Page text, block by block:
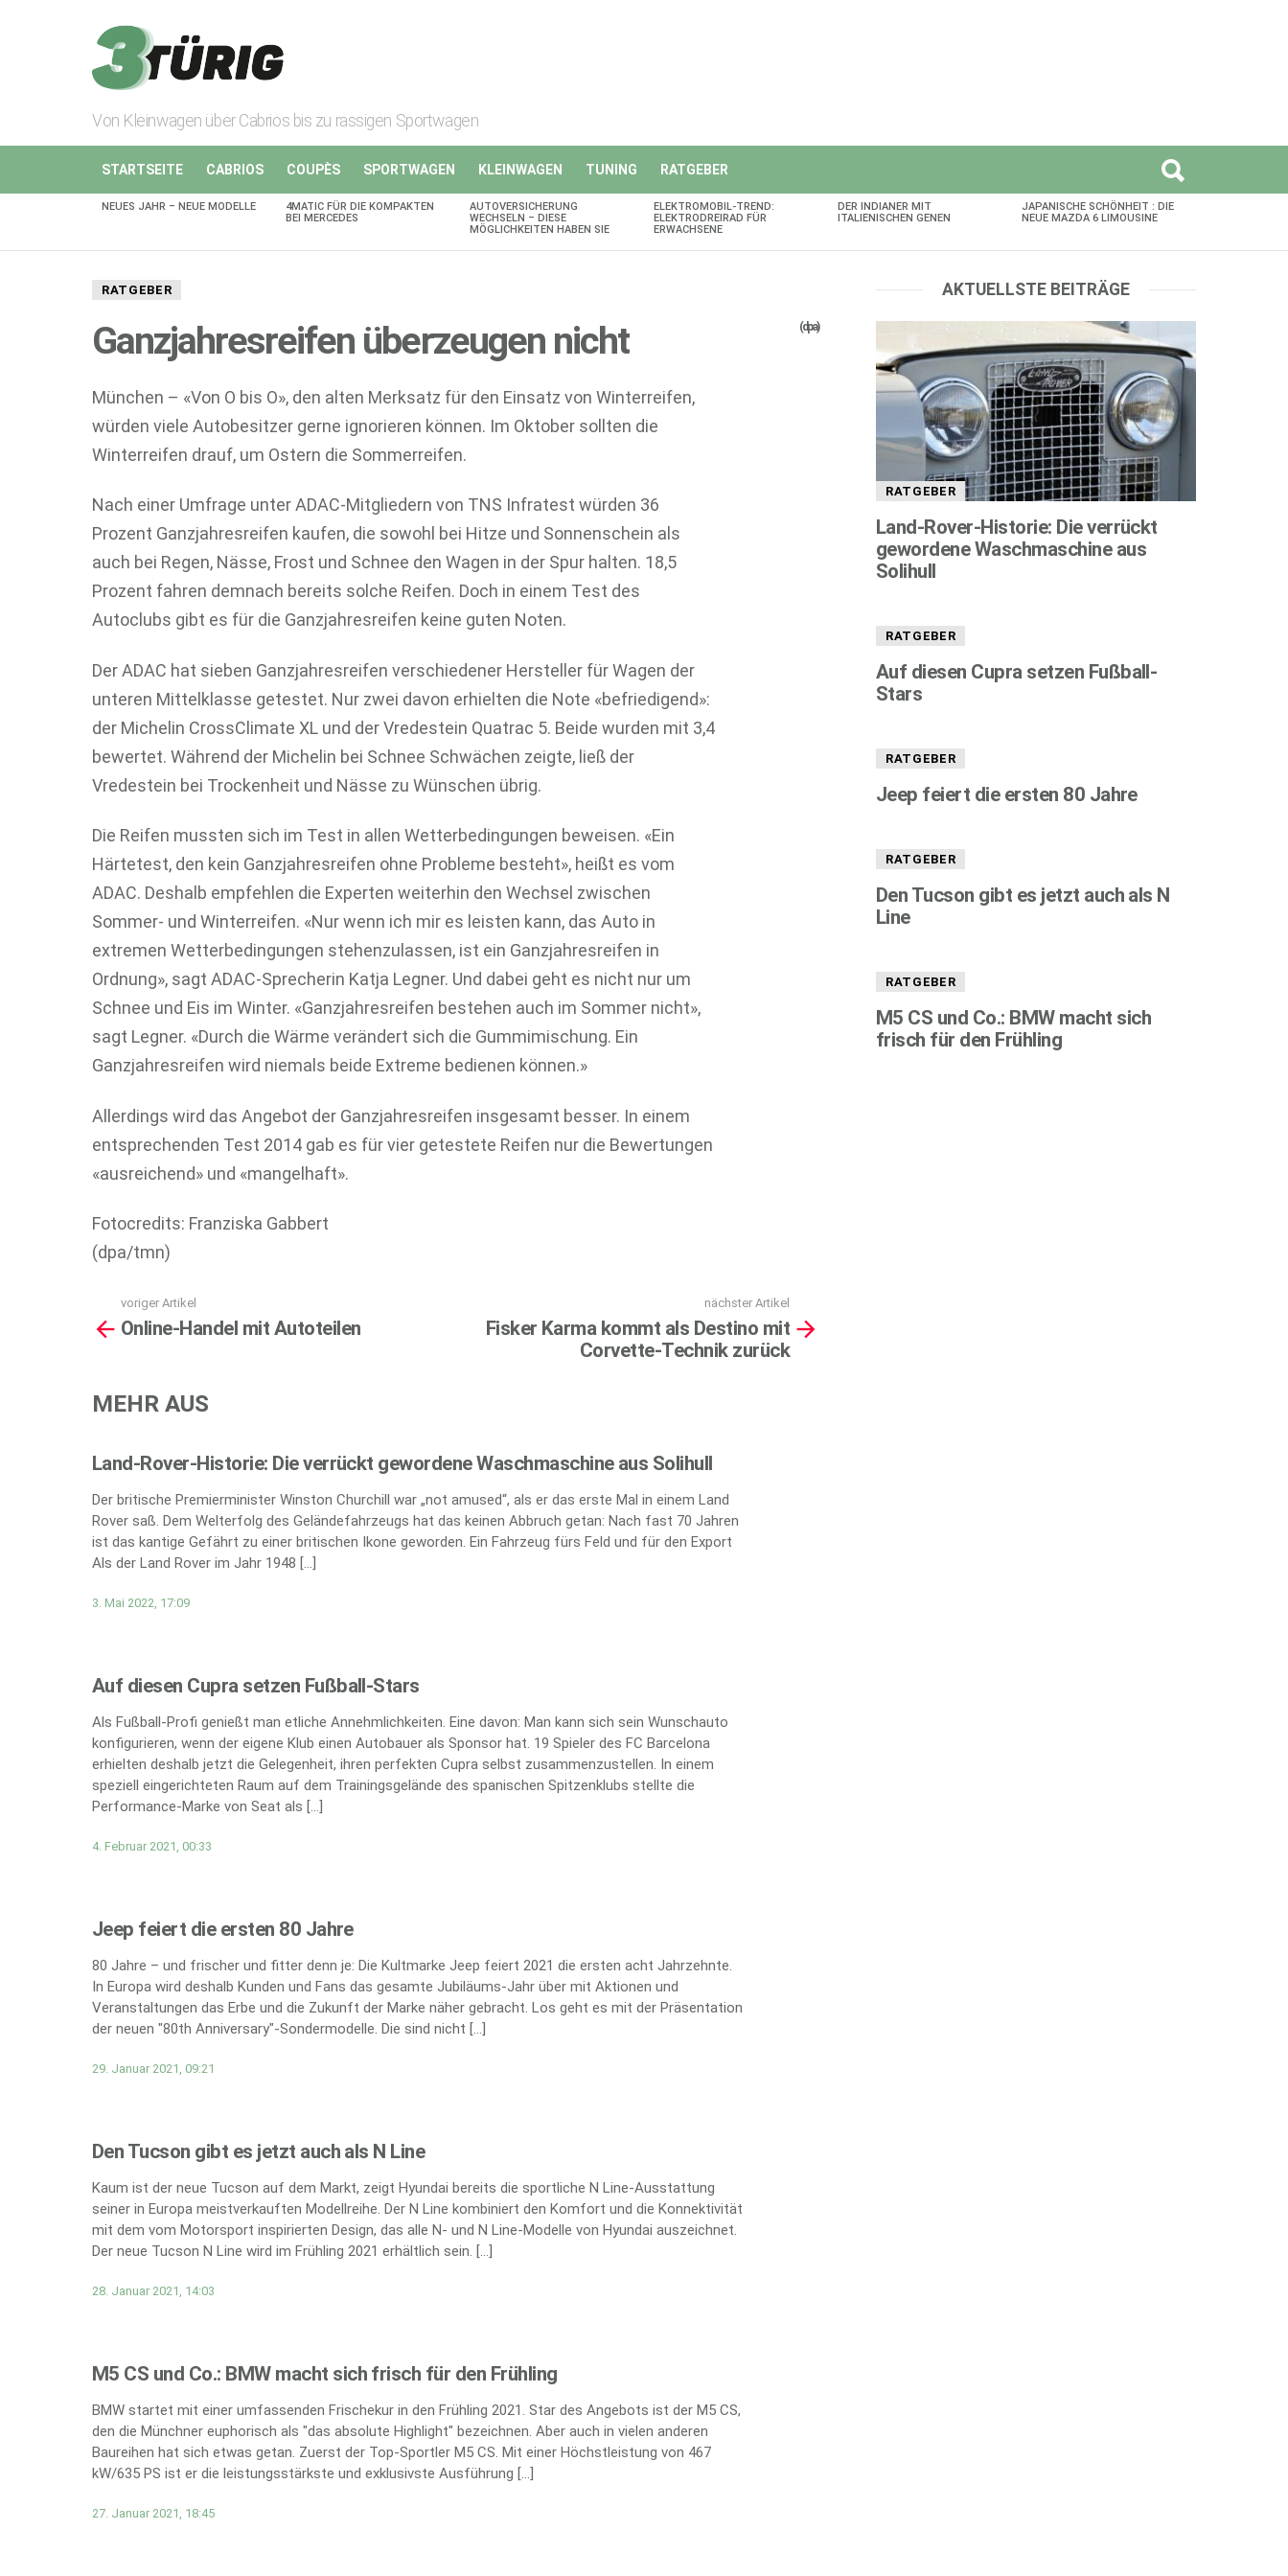
Von Kleinwagen über Cabrios bis zu rassigen Sportwagen
STARTSEITE CABRIOS COUPÈS SPORTWAGEN KLEINWAGEN TUNING RATGEBER
AKTUELLES
NEUES JAHR – NEUE MODELLE
4MATIC FÜR DIE KOMPAKTEN
BEI MERCEDES
AUTOVERSICHERUNG
WECHSELN – DIESE
MÖGLICHKEITEN HABEN SIE
ELEKTROMOBIL-TREND:
ELEKTRODREIRAD FÜR
ERWACHSENE
DER INDIANER MIT
ITALIENISCHEN GENEN
JAPANISCHE SCHÖNHEIT : DIE
NEUE MAZDA 6 LIMOUSINE
RATGEBER
Ganzjahresreifen überzeugen nicht (dpa)
München – «Von O bis O», den alten Merksatz für den Einsatz von Winterreifen,
würden viele Autobesitzer gerne ignorieren können. Im Oktober sollten die
Winterreifen drauf, um Ostern die Sommerreifen.
Nach einer Umfrage unter ADAC-Mitgliedern von TNS Infratest würden 36
Prozent Ganzjahresreifen kaufen, die sowohl bei Hitze und Sonnenschein als
auch bei Regen, Nässe, Frost und Schnee den Wagen in der Spur halten. 18,5
Prozent fahren demnach bereits solche Reifen. Doch in einem Test des
Autoclubs gibt es für die Ganzjahresreifen keine guten Noten.
Der ADAC hat sieben Ganzjahresreifen verschiedener Hersteller für Wagen der
unteren Mittelklasse getestet. Nur zwei davon erhielten die Note «befriedigend»:
der Michelin CrossClimate XL und der Vredestein Quatrac 5. Beide wurden mit 3,4
bewertet. Während der Michelin bei Schnee Schwächen zeigte, ließ der
Vredestein bei Trockenheit und Nässe zu Wünschen übrig.
Die Reifen mussten sich im Test in allen Wetterbedingungen beweisen. «Ein
Härtetest, den kein Ganzjahresreifen ohne Probleme besteht», heißt es vom
ADAC. Deshalb empfehlen die Experten weiterhin den Wechsel zwischen
Sommer- und Winterreifen. «Nur wenn ich mir es leisten kann, das Auto in
extremen Wetterbedingungen stehenzulassen, ist ein Ganzjahresreifen in
Ordnung», sagt ADAC-Sprecherin Katja Legner. Und dabei geht es nicht nur um
Schnee und Eis im Winter. «Ganzjahresreifen bestehen auch im Sommer nicht»,
sagt Legner. «Durch die Wärme verändert sich die Gummimischung. Ein
Ganzjahresreifen wird niemals beide Extreme bedienen können.»
Allerdings wird das Angebot der Ganzjahresreifen insgesamt besser. In einem
entsprechenden Test 2014 gab es für vier getestete Reifen nur die Bewertungen
«ausreichend» und «mangelhaft».
Fotocredits: Franziska Gabbert
(dpa/tmn)
more
voriger Artikel
Online-Handel mit Autoteilen
nächster Artikel
Fisker Karma kommt als Destino mit
Corvette-Technik zurück
MEHR AUS
Land-Rover-Historie: Die verrückt gewordene Waschmaschine aus Solihull
Der britische Premierminister Winston Churchill war „not amused“, als er das erste Mal in einem Land
Rover saß. Dem Welterfolg des Geländefahrzeugs hat das keinen Abbruch getan: Nach fast 70 Jahren
ist das kantige Gefährt zu einer britischen Ikone geworden. Ein Fahrzeug fürs Feld und für den Export
Als der Land Rover im Jahr 1948 […]
3. Mai 2022, 17:09
Auf diesen Cupra setzen Fußball-Stars
Als Fußball-Profi genießt man etliche Annehmlichkeiten. Eine davon: Man kann sich sein Wunschauto
konfigurieren, wenn der eigene Klub einen Autobauer als Sponsor hat. 19 Spieler des FC Barcelona
erhielten deshalb jetzt die Gelegenheit, ihren perfekten Cupra selbst zusammenzustellen. In einem
speziell eingerichteten Raum auf dem Trainingsgelände des spanischen Spitzenklubs stellte die
Performance-Marke von Seat als […]
4. Februar 2021, 00:33
Jeep feiert die ersten 80 Jahre
80 Jahre – und frischer und fitter denn je: Die Kultmarke Jeep feiert 2021 die ersten acht Jahrzehnte.
In Europa wird deshalb Kunden und Fans das gesamte Jubiläums-Jahr über mit Aktionen und
Veranstaltungen das Erbe und die Zukunft der Marke näher gebracht. Los geht es mit der Präsentation
der neuen "80th Anniversary"-Sondermodelle. Die sind nicht […]
29. Januar 2021, 09:21
Den Tucson gibt es jetzt auch als N Line
Kaum ist der neue Tucson auf dem Markt, zeigt Hyundai bereits die sportliche N Line-Ausstattung
seiner in Europa meistverkauften Modellreihe. Der N Line kombiniert den Komfort und die Konnektivität
mit dem vom Motorsport inspirierten Design, das alle N- und N Line-Modelle von Hyundai auszeichnet.
Der neue Tucson N Line wird im Frühling 2021 erhältlich sein. […]
28. Januar 2021, 14:03
M5 CS und Co.: BMW macht sich frisch für den Frühling
BMW startet mit einer umfassenden Frischekur in den Frühling 2021. Star des Angebots ist der M5 CS,
den die Münchner euphorisch als "das absolute Highlight" bezeichnen. Aber auch in vielen anderen
Baureihen hat sich etwas getan. Zuerst der Top-Sportler M5 CS. Mit einer Höchstleistung von 467
kW/635 PS ist er die leistungsstärkste und exklusivste Ausführung […]
27. Januar 2021, 18:45
AKTUELLSTE BEITRÄGE
RATGEBER
Land-Rover-Historie: Die verrückt
gewordene Waschmaschine aus
Solihull
RATGEBER
Auf diesen Cupra setzen Fußball-
Stars
RATGEBER
Jeep feiert die ersten 80 Jahre
RATGEBER
Den Tucson gibt es jetzt auch als N
Line
RATGEBER
M5 CS und Co.: BMW macht sich
frisch für den Frühling